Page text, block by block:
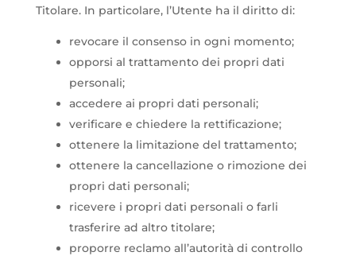
Titolare. In particolare, l’Utente ha il diritto di:
revocare il consenso in ogni momento;
opporsi al trattamento dei propri dati
personali;
accedere ai propri dati personali;
verificare e chiedere la rettificazione;
ottenere la limitazione del trattamento;
ottenere la cancellazione o rimozione dei
propri dati personali;
ricevere i propri dati personali o farli
trasferire ad altro titolare;
proporre reclamo all’autorità di controllo